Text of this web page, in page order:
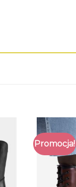
Promocja!